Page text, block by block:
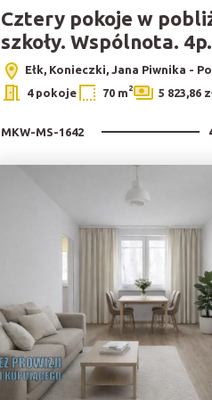
Cztery pokoje w
szkoły. Wspólnota. 4p.
Ełk, Konieczki, Jana Piwnika -
4 pokoje
70 m2 5 823,86
MKW-MS-1642